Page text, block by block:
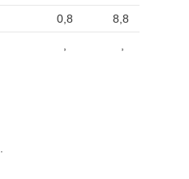
0,8 8,8